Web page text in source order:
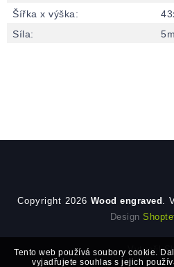
Tento web používá soubory cookie.
vyjadřujete souhlas s jejich
Šířka x výška:
Síla:
Copyright 2026 Wood engraved .
Design
Vytvořil